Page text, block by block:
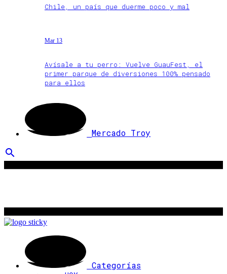
Chile, un país que duerme poco y mal
Mar 13
Avísale a tu perro: Vuelve GuauFest, el
primer parque de diversiones 100% pensado
para ellos
Mercado Troy
search
Categorías